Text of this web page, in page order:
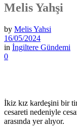
Melis Yahşi
by Melis Yahsi
16/05/2024
in İngiltere Gündemi
0
İkiz kız kardeşini bir
cesareti nedeniyle
arasında yer alıyor.